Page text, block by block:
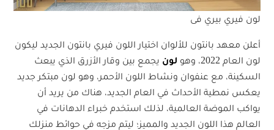
لون فيري بيري فى
أعلن معهد بانتون للألوان اختيار اللون فيري بانتون الجديد ليكون
لون العام 2022، وهو
لون يجمع بين وقار الأزرق الذي يبعث
السكينة، مع عنفوان ونشاط اللون الأحمر، وهو لون مبتكر جديد
يعكس نمطية الأحداث في العام الجديد، هناك من يريد أن
يواكب الموضة العالمية، لذلك استخدم خبراء الدهانات في
العالم هذا اللون الجديد والمميز؛ ليتم مزجه في حوائط منزلك